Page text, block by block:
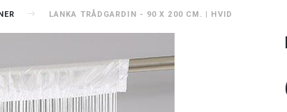
LANKA TRÅDGARDIN - 90 X 200 CM. | HVID